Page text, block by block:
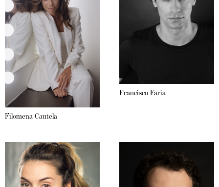
Filomena Cautela
Francisco Faria